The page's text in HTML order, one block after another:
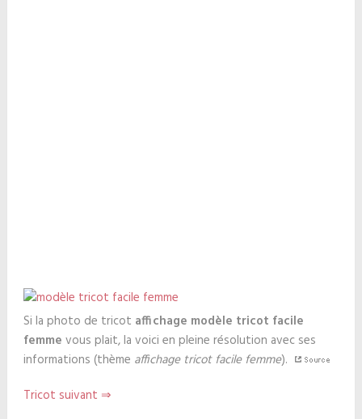
Si la photo de tricot affichage modèle tricot facile
femme vous plait, la voici en pleine résolution avec ses
informations (thème affichage tricot facile femme).
Tricot suivant ⇒